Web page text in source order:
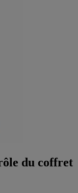
du coffret